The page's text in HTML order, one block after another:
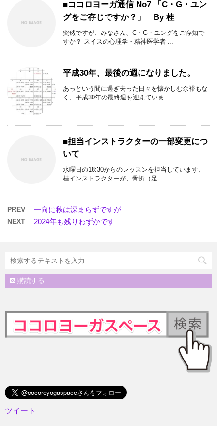
■ココロヨーガ通信 No7 「C・G・ユン
グをご存じですか？」 By 桂
突然ですが、みなさん、C・G・ユングをご存知で
すか？ スイスの心理学・精神医学者 ...
平成30年、最後の週になりました。
あっという間に過ぎ去った日々を懐かしむ余裕もな
く、平成30年の最終週を迎えていま ...
■担当インストラクターの一部変更につ
いて
水曜日の18:30からのレッスンを担当しています、
桂インストラクターが、骨折（足 ...
PREV 一向に秋は深まらずですが
NEXT 2024年も残りわずかです
購読する
ツイート